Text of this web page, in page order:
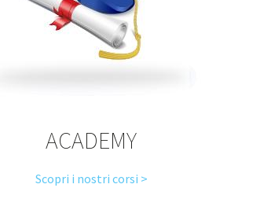
ACADEMY
Scopri i nostri corsi >